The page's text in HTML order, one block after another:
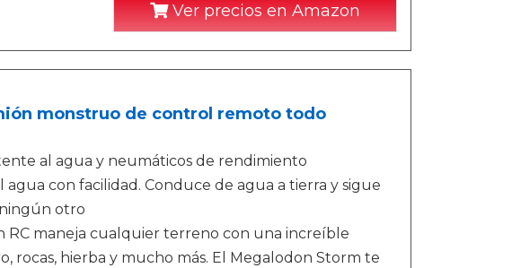
Ver precios en Amazon
monstruo de control remoto todo
al agua y neumáticos de rendimiento
con facilidad. Conduce de agua a tierra y sigue
otro
RC maneja cualquier terreno con una increíble
rocas, hierba y mucho más. El Megalodon Storm te